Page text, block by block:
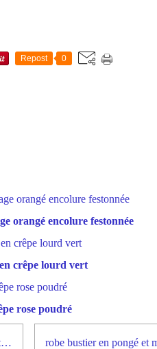
Repost 0
orangé encolure festonnée
crêpe lourd vert
rose poudré
ensemble de mi saison en taffetas